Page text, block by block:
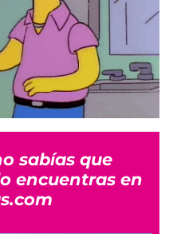
sabías que
encuentras en